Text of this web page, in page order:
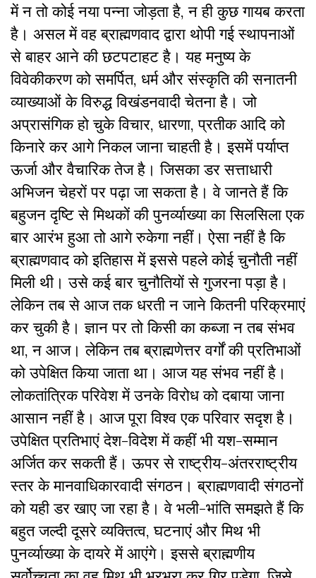
में न तो कोई नया पन्ना जोड़ता है, न ही कुछ गायब करता
है। असल में वह ब्राह्मणवाद द्वारा थोपी गई स्थापनाओं
से बाहर आने की छटपटाहट है। यह मनुष्य के
विवेकीकरण को समर्पित, धर्म और संस्कृति की सनातनी
व्याख्याओं के विरुद्ध विखंडनवादी चेतना है। जो
अप्रासंगिक हो चुके विचार, धारणा, प्रतीक आदि को
किनारे कर आगे निकल जाना चाहती है। इसमें पर्याप्त
ऊर्जा और वैचारिक तेज है। जिसका डर सत्ताधारी
अभिजन चेहरों पर पढ़ा जा सकता है। वे जानते हैं कि
बहुजन दृष्टि से मिथकों की पुनर्व्याख्या का सिलसिला एक
बार आरंभ हुआ तो आगे रुकेगा नहीं। ऐसा नहीं है कि
ब्राह्मणवाद को इतिहास में इससे पहले कोई चुनौती नहीं
मिली थी। उसे कई बार चुनौतियों से गुजरना पड़ा है।
लेकिन तब से आज तक धरती न जाने कितनी परिक्रमाएं
कर चुकी है। ज्ञान पर तो किसी का कब्जा न तब संभव
था, न आज। लेकिन तब ब्राह्मणेत्तर वर्गों की प्रतिभाओं
को उपेक्षित किया जाता था। आज यह संभव नहीं है।
लोकतांत्रिक परिवेश में उनके विरोध को दबाया जाना
आसान नहीं है। आज पूरा विश्व एक परिवार सदृश है।
उपेक्षित प्रतिभाएं देश-विदेश में कहीं भी यश-सम्मान
अर्जित कर सकती हैं। ऊपर से राष्ट्रीय-अंतरराष्ट्रीय
स्तर के मानवाधिकारवादी संगठन। ब्राह्मणवादी संगठनों
को यही डर खाए जा रहा है। वे भली-भांति समझते हैं कि
बहुत जल्दी दूसरे व्यक्तित्व, घटनाएं और मिथ भी
पुनर्व्याख्या के दायरे में आएंगे। इससे ब्राह्मणीय